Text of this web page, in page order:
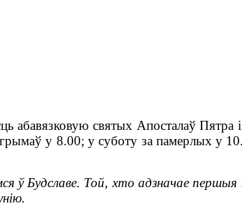
абавязковую святых Апосталаў Пятра
у 8.00; у суботу за памерлых у
ў Будславе. Той, хто адзначае